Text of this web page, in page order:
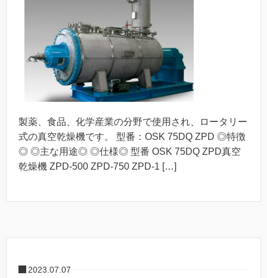
製薬、食品、化学産業の分野で使用され、ロータリー
式の真空乾燥機です。 型番：OSK 75DQ ZPD ◎特徴
◎ ◎主な用途◎ ◎仕様◎ 型番 OSK 75DQ ZPD真空
乾燥機 ZPD-500 ZPD-750 ZPD-1 […]
2023.07.07